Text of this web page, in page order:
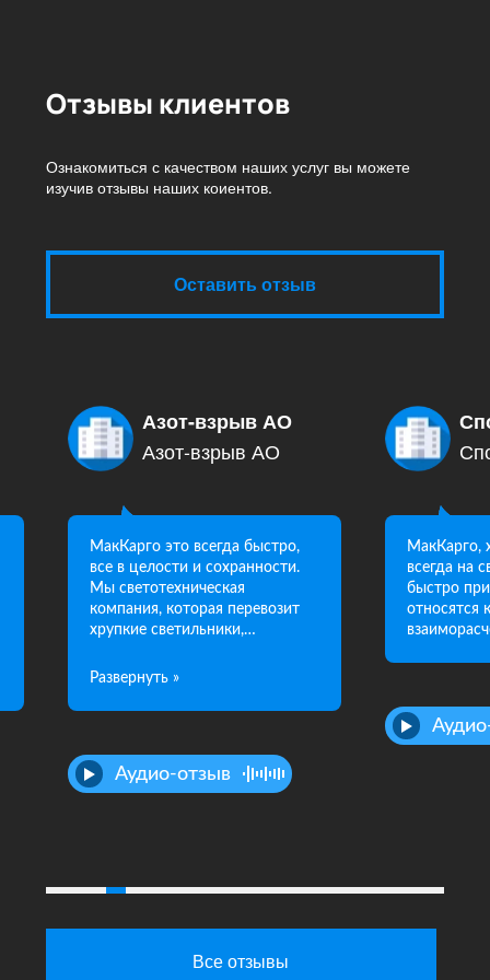
Отзывы клиентов
Ознакомиться с качеством наших услуг вы можете
изучив отзывы наших коиентов.
Оставить отзыв
Азот-взрыв АО
Азот-взрыв АО
МакКарго это всегда быстро,
все в целости и сохранности.
Мы светотехническая
компания, которая перевозит
хрупкие светильники,
МакКарго, всегда в этом нам
все в целости и сохранности,
Аудио-отзыв
МакКарго,
всегда на
быстро
относятся
Все отзывы